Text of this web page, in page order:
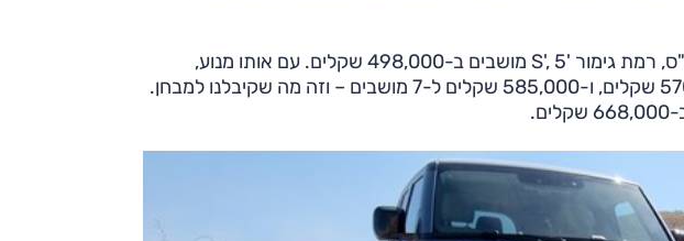
דיפנדר 110 מוצע עם מנוע דיזל 2.0 ליטר בגרסת 200 כ"ס, רמת גימור 'S', 5 מושבים ב-498,000 שקלים. עם אותו מנוע,
בהספק 240 כ"ס וברמת הגימור 'SE', המחיר הוא 570,000 שקלים, ו-585,000 שקלים ל-7 מושבים – וזה מה שקיבלנו למבחן.